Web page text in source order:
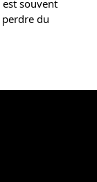
souvent
du